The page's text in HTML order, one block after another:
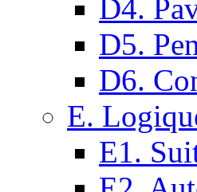
D4.
D5.
D6.
E.
E1.